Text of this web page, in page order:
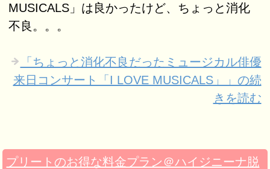
MUSICALS」は良かったけど、ちょっと消化
不良。。。
「ちょっと消化不良だったミュージカル俳優
来日コンサート「I LOVE MUSICALS」」の続
きを読む
プリートのお得な料金プラン＠ハイジニーナ脱